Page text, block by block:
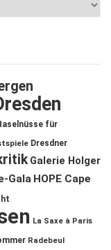
für
Dresdner
Galerie Holger
Gala HOPE Cape
La Saxe à Paris
Radebeul